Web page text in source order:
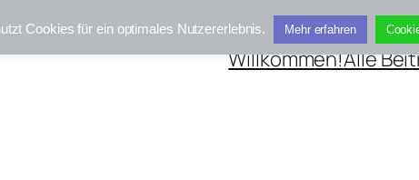
Willkommen!Alle
Cookies für ein optimales Nutzererlebnis. Mehr erfahren